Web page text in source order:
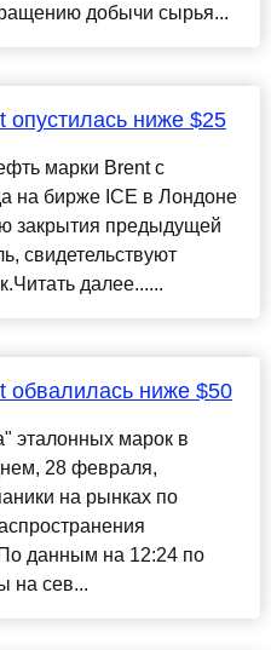
добычи сырья...
ниже $25
марки Brent с
на бирже ICE в Лондоне
закрытия предыдущей
свидетельствуют
далее......
обвалилась ниже $50
эталонных марок в
28 февраля,
на рынках по
По данным на 12:24 по
на сев...